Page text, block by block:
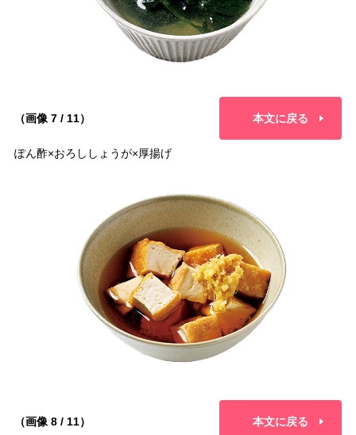
（画像 7 / 11） 本文に戻る
ぽん酢×おろししょうが×厚揚げ
（画像 8 / 11） 本文に戻る